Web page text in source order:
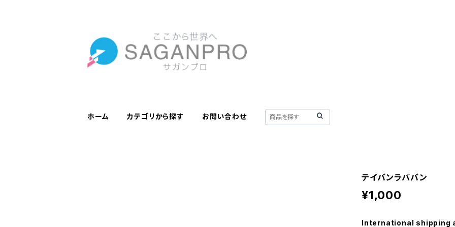
ホーム カテゴリから探す お問い合わせ
テイバンラババン
¥1,000
International shipping